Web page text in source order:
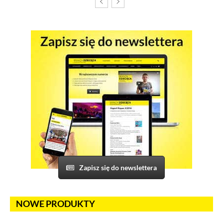
Zapisz się do newslettera
NOWE PRODUKTY
Pliki cookies własne wykorzystywane są na tej stronie w celu
z narzędzi zewnętrznych na zasadach opisanych szczegółowo
polityce prywatności.
Jeżeli chcesz zaakceptować wszystkie stosowane przez tutaj pliki
cookies, kliknij w poniższy przycisk.
Akceptuję wszystkie pliki cookies
Niezbędne pliki cookies
Te pliki cookies pozostają zawsze aktywne i nie masz
możliwości wyboru w tym zakresie. Są to pliki cookies, dzięki
którym w sposób prawidłowy funkcjonują m.in. formularze
na stronie oraz mechanizm logowania do konta użytkownika
i utrzymywania sesji po zalogowaniu. Ponadto, w plikach
przez Ciebie ustawieniach plików cookies.